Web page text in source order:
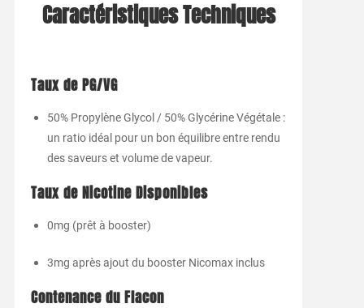
Caractéristiques Techniques
Taux de PG/VG
50% Propylène Glycol / 50% Glycérine Végétale :
un ratio idéal pour un bon équilibre entre rendu
des saveurs et volume de vapeur.
Taux de Nicotine Disponibles
0mg (prêt à booster)
3mg après ajout du booster Nicomax inclus
Contenance du Flacon